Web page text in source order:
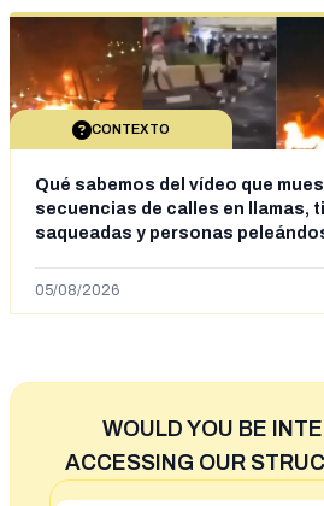
CONTEXTO
Qué sabemos del vídeo que
secuencias de calles en llamas,
saqueadas y personas
situación irregular a Ceuta
05/08/2026
WOULD YOU BE
ACCESSING OUR